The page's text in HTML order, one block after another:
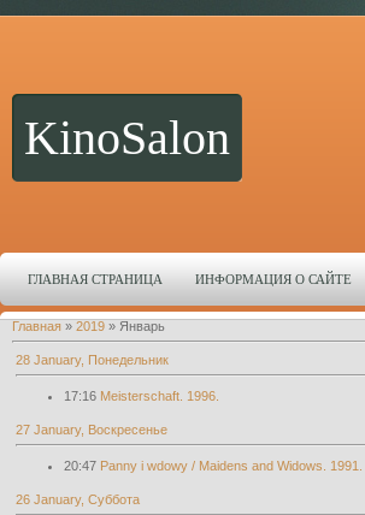
KinoSalon
ГЛАВНАЯ СТРАНИЦА ИНФОРМАЦИЯ О САЙТЕ
Главная » 2019 » Январь
28 January, Понедельник
17:16 Meisterschaft. 1996.
27 January, Воскресенье
20:47 Panny i wdowy / Maidens and Widows. 1991.
26 January, Суббота